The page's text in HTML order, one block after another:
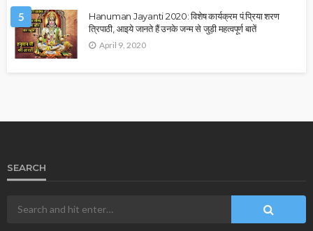
5
Hanuman Jayanti 2020: विशेष कार्यक्रम पं.प्रिया शरण
त्रिपाठी, आइये जानते हैं उनके जन्म से जुड़ी महत्वपूर्ण बातें
April 9, 2020
SEARCH